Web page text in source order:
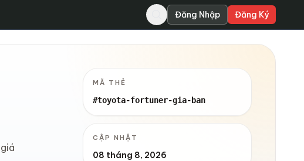
Đăng Nhập Đăng Ký
MÃ THẺ
#toyota-fortuner-gia-ban
CẬP NHẬT
08 tháng 8, 2026